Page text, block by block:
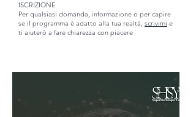
ISCRIZIONE
Per qualsiasi domanda, informazione o per capire
se il programma è adatto alla tua realtà, scrivimi e
ti aiuterò a fare chiarezza con piacere